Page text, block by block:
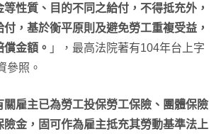
性質、目的不同之給付，不得抵充外，
，基於衡平原則及避免勞工重複受益，
金額。 」，最高法院著有104年台上字
參照。
關雇主已為勞工投保勞工保險、團體保險
險金，固可作為雇主抵充其勞動基準法上